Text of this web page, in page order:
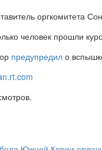
оргкомитета
человек прошли
предупредил о